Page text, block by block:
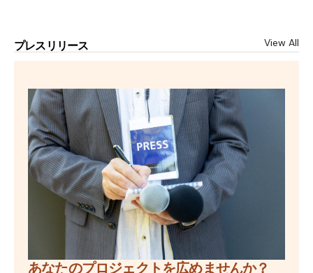
プレスリリース View All
あなたのプロジェクトを広めませんか？